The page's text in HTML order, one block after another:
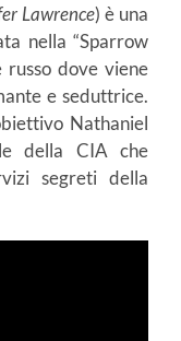
Lawrence) è una
nella “Sparrow
russo dove viene
e seduttrice.
Nathaniel
della CIA che
segreti della